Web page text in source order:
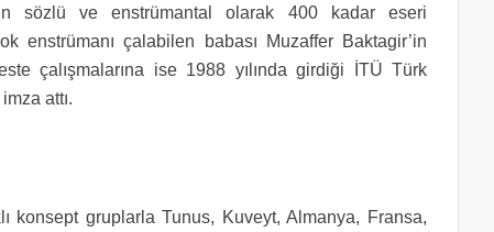
sözlü ve enstrümantal olarak 400 kadar eseri
enstrümanı çalabilen babası Muzaffer Baktagir’in
çalışmalarına ise 1988 yılında girdiği İTÜ Türk
attı.
konsept gruplarla Tunus, Kuveyt, Almanya, Fransa,